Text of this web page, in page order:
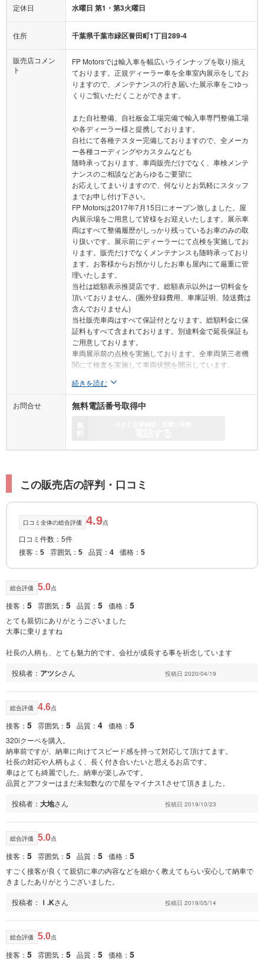
定休日 水曜日 第1・第3火曜日
住所 千葉県千葉市緑区誉田町1丁目289-4
販売店コメン
ト
FP Motorsでは輸入車を幅広いラインナップを取り揃え
ております。正規ディーラー車を全車室内展示をしてお
りますので、メンテナンスの行き届いた展示車をごゆっ
くりご覧いただくことができます。
また自社整備、自社板金工場完備で輸入車専門整備工場
や各ディーラー様と提携しております。
自社にて各種テスター完備しておりますので、全メーカ
ー各種コーディングやカスタムなども
随時承っております。車両販売だけでなく、車検メンテ
ナンスのご相談などあらゆるご要望に
お応えしてまいりますので、何なりとお気軽にスタッフ
までお申し付け下さい。
FP Motorsは2017年7月15日にオープン致しました。屋
内展示場をご用意して皆様をお迎えいたします。展示車
両はすべて整備履歴がしっかり残っているお車のみの取
り扱いです。展示前にディーラーにて点検を実施してお
ります。販売だけでなくメンテナンスも随時承っており
ます。お客様からお預かりしたお車も屋内にて厳重に管
理いたします。
当社は総額表示推奨店です。総額表示以外は一切料金を
頂いておりません。(圏外登録費用、車庫証明、陸送費は
含んでおりません)
当社販売車両はすべて保証付となります。総額料金に保
証料もすべて含まれております。別途料金で延長保証も
ご用意しております。
車両展示前の点検を実施しております。全車両第三者機
関にて検査を実施して車両状態を開示しています。
続きを読む
お問合せ 無料電話番号取得中
この販売店の評判・口コミ
口コミ全体の総合評価 4.9点
口コミ件数：5件
接客： 5 雰囲気： 5 品質： 4 価格： 5
総合評価 5.0点
接客： 5 雰囲気： 5 品質： 5 価格： 5
とても親切にありがとうございました
大事に乗りますね
社長の人柄も、とても魅力的です。会社が成長する事を祈念しています
投稿者： アツシさん 投稿日 2020/04/19
総合評価 4.6点
接客： 5 雰囲気： 5 品質： 4 価格： 5
320iクーペを購入。
納車前ですが、納車に向けてスピード感を持って対応して頂けてます。
社長の対応や人柄もよく、長く付き合いたいと思えるお店です。
車はとても綺麗でした。納車が楽しみです。
品質とアフターはまだ未知数なので星をマイナス1させて頂きました。
投稿者： 大地さん 投稿日 2019/10/23
総合評価 5.0点
接客： 5 雰囲気： 5 品質： 5 価格： 5
すごく接客が良くて親切に車の内容などを細かく教えてもらい安心して納車で
きましたありがとうございました。
投稿者： Ｉ.Kさん 投稿日 2019/05/14
総合評価 5.0点
接客： 5 雰囲気： 5 品質： 5 価格： 5